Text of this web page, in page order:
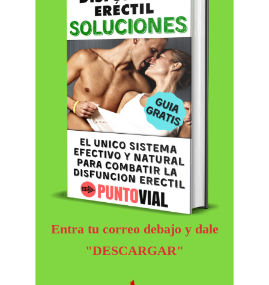
Entra tu correo debajo y dale
"DESCARGAR"